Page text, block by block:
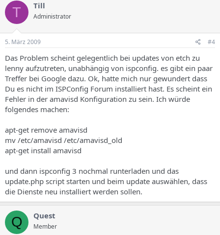
T Till
Administrator
5. März 2009 #4
Das Problem scheint gelegentlich bei updates von etch zu
lenny aufzutreten, unabhängig von ispconfig. es gibt ein paar
Treffer bei Google dazu. Ok, hatte mich nur gewundert dass
Du es nicht im ISPConfig Forum installiert hast. Es scheint ein
Fehler in der amavisd Konfiguration zu sein. Ich würde
folgendes machen:
apt-get remove amavisd
mv /etc/amavisd /etc/amavisd_old
apt-get install amavisd
und dann ispconfig 3 nochmal runterladen und das
update.php script starten und beim update auswählen, dass
die Dienste neu installiert werden sollen.
Q Quest
Member